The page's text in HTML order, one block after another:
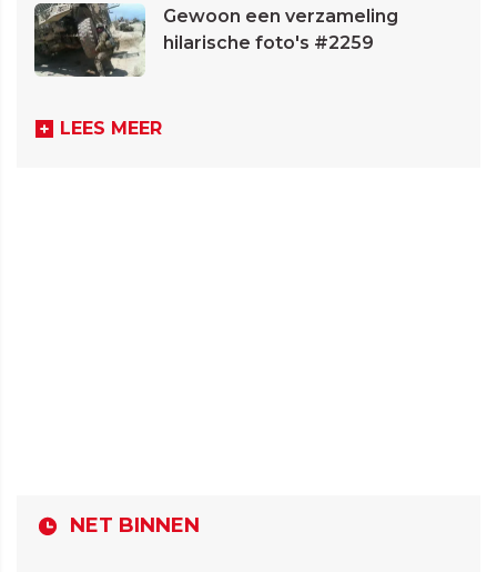
Gewoon een verzameling
hilarische foto's #2259
LEES MEER
NET BINNEN